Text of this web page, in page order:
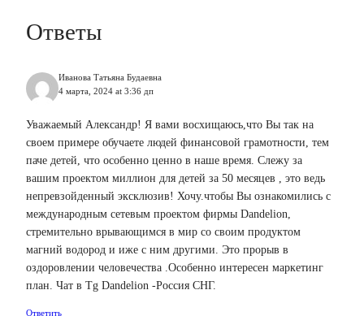
Ответы
Иванова Татьяна Будаевна
4 марта, 2024 at 3:36 дп
Уважаемый Александр! Я вами восхищаюсь,что Вы так на
своем примере обучаете людей финансовой грамотности, тем
паче детей, что особенно ценно в наше время. Слежу за
вашим проектом миллион для детей за 50 месяцев , это ведь
непревзойденный эксклюзив! Хочу.чтобы Вы ознакомились с
международным сетевым проектом фирмы Dandelion,
стремительно врывающимся в мир со своим продуктом
магний водород и иже с ним другими. Это прорыв в
оздоровлении человечества .Особенно интересен маркетинг
план. Чат в Tg Dandelion -Россия СНГ.
Ответить